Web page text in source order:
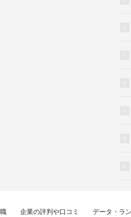
企業の評判や口コミ データ・ラ